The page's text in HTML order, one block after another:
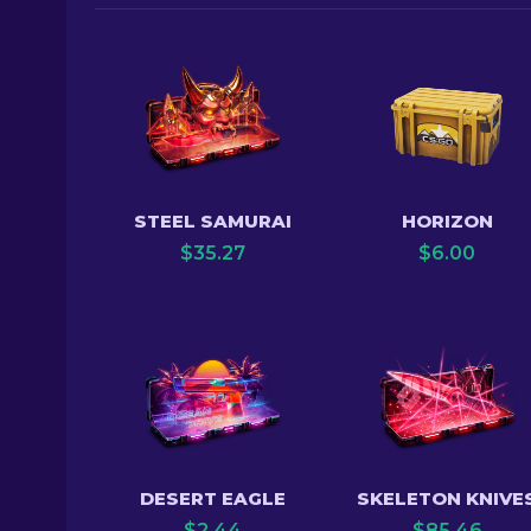
STEEL SAMURAI
$35.27
HORIZON
$6.00
DESERT EAGLE
SKELETON